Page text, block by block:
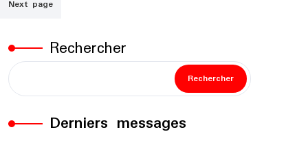
publications
Next page
Rechercher
Rechercher
Derniers messages